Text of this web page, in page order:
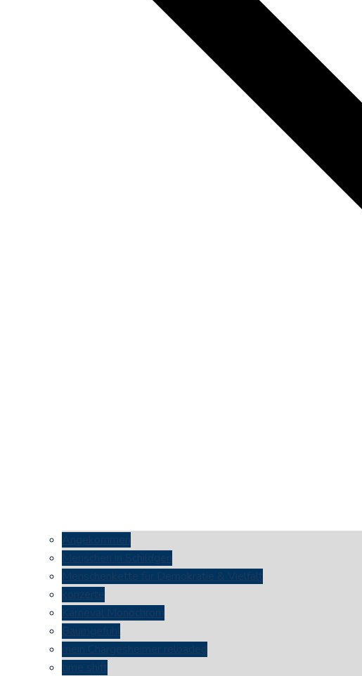
Angekommen
Menschen in Schildgen
Menschenkette für Demokratie & Vielfalt
konzerte
Karneval Monochrom
Baumgefühl
mein Chargesheimer reloaded
time shift